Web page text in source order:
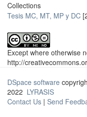
Collections
Tesis MC, MT, MP y DC
Except where otherwise
http://
DSpace software
2022 LYRASIS
Contact Us | Send